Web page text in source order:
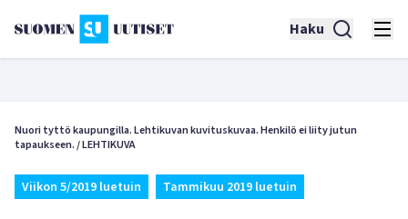
Haku
Nuori tyttö kaupungilla. Lehtikuvan kuvituskuvaa. Henkilö ei liity jutun
tapaukseen./LEHTIKUVA
Viikon 5/2019 luetuin Tammikuu 2019 luetuin